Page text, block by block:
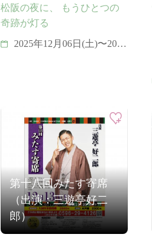
松阪の夜に、 もうひとつの
奇跡が灯る
2025年12月06日(土)〜2025
第十八回みたす寄席
（出演：三遊亭好二
郎）